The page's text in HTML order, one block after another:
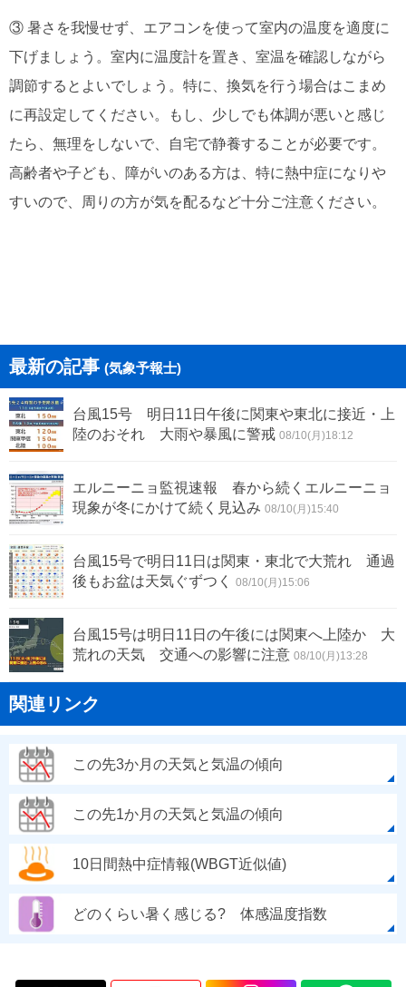
③ 暑さを我慢せず、エアコンを使って室内の温度を適度に
下げましょう。室内に温度計を置き、室温を確認しながら
調節するとよいでしょう。特に、換気を行う場合はこまめ
に再設定してください。もし、少しでも体調が悪いと感じ
たら、無理をしないで、自宅で静養することが必要です。
高齢者や子ども、障がいのある方は、特に熱中症になりや
すいので、周りの方が気を配るなど十分ご注意ください。
最新の記事 (気象予報士)
台風15号 明日11日午後に関東や東北に接近・上
陸のおそれ 大雨や暴風に警戒 08/10(月)18:12
エルニーニョ監視速報 春から続くエルニーニョ
現象が冬にかけて続く見込み 08/10(月)15:40
台風15号で明日11日は関東・東北で大荒れ 通過
後もお盆は天気ぐずつく
08/10(月)15:06
台風15号は明日11日の午後には関東へ上陸か 大
荒れの天気 交通への影響に注意 08/10(月)13:28
関連リンク
この先3か月の天気と気温の傾向
この先1か月の天気と気温の傾向
10日間熱中症情報(WBGT近似値)
どのくらい暑く感じる? 体感温度指数